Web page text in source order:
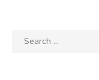
Search